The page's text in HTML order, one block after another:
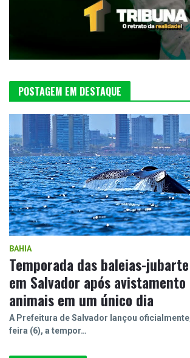
POSTAGEM EM DESTAQUE
BAHIA
Temporada das baleias-
em Salvador após avistamento
animais em um único dia
A Prefeitura de Salvador lançou
feira (6), a tempor…